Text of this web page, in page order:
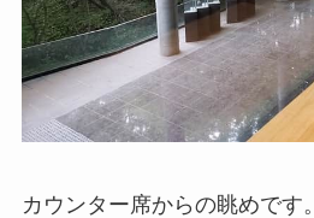
カウンター席からの眺めです。